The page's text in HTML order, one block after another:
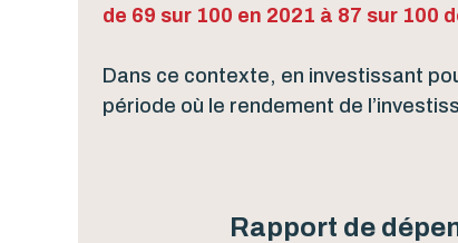
de 69 sur 100 en 2021 à 87 sur 100
Dans ce contexte, en investissant
période où le rendement de
Rapport de